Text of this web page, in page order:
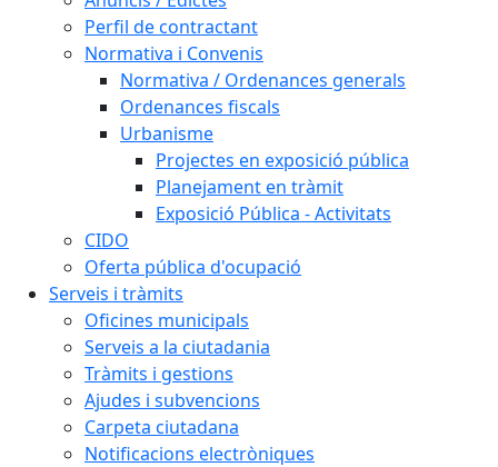
Perfil de contractant
Normativa i Convenis
Normativa / Ordenances generals
Ordenances fiscals
Urbanisme
Projectes en exposició pública
Planejament en tràmit
Exposició Pública - Activitats
CIDO
Oferta pública d'ocupació
Serveis i tràmits
Oficines municipals
Serveis a la ciutadania
Tràmits i gestions
Ajudes i subvencions
Carpeta ciutadana
Notificacions electròniques